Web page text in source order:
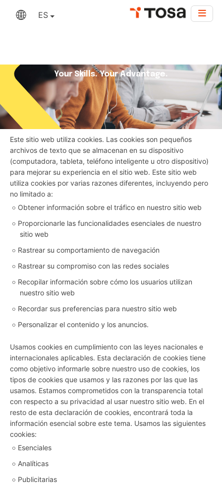
ES
Your Skills. Your Advantage.
Este sitio web utiliza cookies. Las cookies son pequeños
archivos de texto que se almacenan en su dispositivo
(computadora, tableta, teléfono inteligente u otro dispositivo)
para mejorar su experiencia en el sitio web. Este sitio web
utiliza cookies por varias razones diferentes, incluyendo pero
no limitado a:
Obtener información sobre el tráfico en nuestro sitio web
Proporcionarle las funcionalidades esenciales de nuestro
sitio web
Rastrear su comportamiento de navegación
Rastrear su compromiso con las redes sociales
Recopilar información sobre cómo los usuarios utilizan
nuestro sitio web
Recordar sus preferencias para nuestro sitio web
Personalizar el contenido y los anuncios.
Usamos cookies en cumplimiento con las leyes nacionales e
internacionales aplicables. Esta declaración de cookies tiene
como objetivo informarle sobre nuestro uso de cookies, los
tipos de cookies que usamos y las razones por las que las
usamos. Estamos comprometidos con la transparencia total
con respecto a su privacidad al usar nuestro sitio web. En el
resto de esta declaración de cookies, encontrará toda la
información esencial sobre este tema. Usamos las siguientes
cookies:
Esenciales
Analíticas
Publicitarias